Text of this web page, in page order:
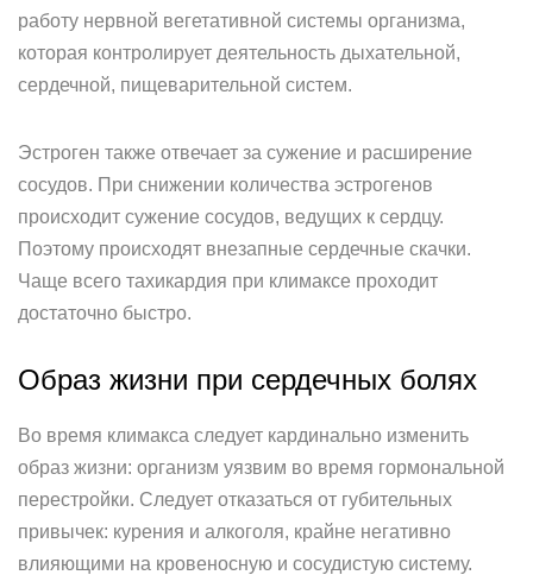
работу нервной вегетативной системы организма,
которая контролирует деятельность дыхательной,
сердечной, пищеварительной систем.
Эстроген также отвечает за сужение и расширение
сосудов. При снижении количества эстрогенов
происходит сужение сосудов, ведущих к сердцу.
Поэтому происходят внезапные сердечные скачки.
Чаще всего тахикардия при климаксе проходит
достаточно быстро.
Образ жизни при сердечных болях
Во время климакса следует кардинально изменить
образ жизни: организм уязвим во время гормональной
перестройки. Следует отказаться от губительных
привычек: курения и алкоголя, крайне негативно
влияющими на кровеносную и сосудистую систему.